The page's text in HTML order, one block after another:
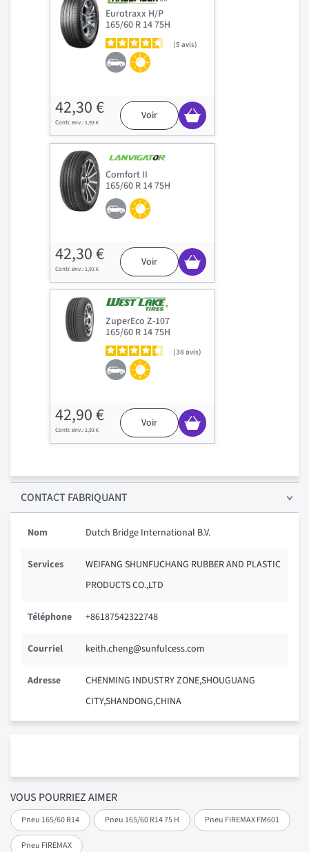
VOUS POURRIEZ AIMER
Pneu 165/60 R14 Pneu 165/60 R14 75 H Pneu FIREMAX FM601
Pneu FIREMAX
Eurotraxx H/P
165/60 R 14 75H
5avis
42,30 €
1,93 €
Voir
Comfort II
165/60 R 14 75H
42,30 €
1,93 €
Voir
ZuperEco Z-107
165/60 R 14 75H
38avis
42,90 €
1,93 €
Voir
CONTACT FABRIQUANT
Nom Dutch Bridge International B.V.
Services
WEIFANG SHUNFUCHANG RUBBER AND PLASTIC
PRODUCTS CO.,LTD
Téléphone +86187542322748
Courriel keith.cheng@sunfulcess.com
Adresse
CHENMING INDUSTRY ZONE,SHOUGUANG
CITY,SHANDONG,CHINA